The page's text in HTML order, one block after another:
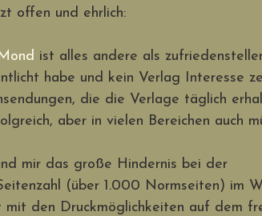
offen und ehrlich:
ist alles andere als
habe und kein Verlag Interesse
die die Verlage täglich
aber in vielen Bereichen auch
mir das große Hindernis bei der
(über 1.000 Normseiten) im
mit den Druckmöglichkeiten auf dem